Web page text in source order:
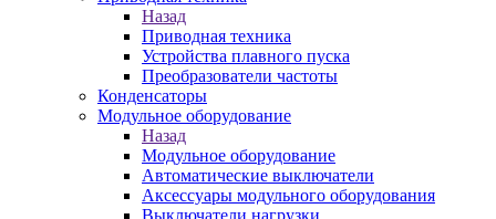
Назад
Приводная техника
Устройства плавного пуска
Преобразователи частоты
Конденсаторы
Модульное оборудование
Назад
Модульное оборудование
Автоматические выключатели
Аксессуары модульного оборудования
Выключатели нагрузки